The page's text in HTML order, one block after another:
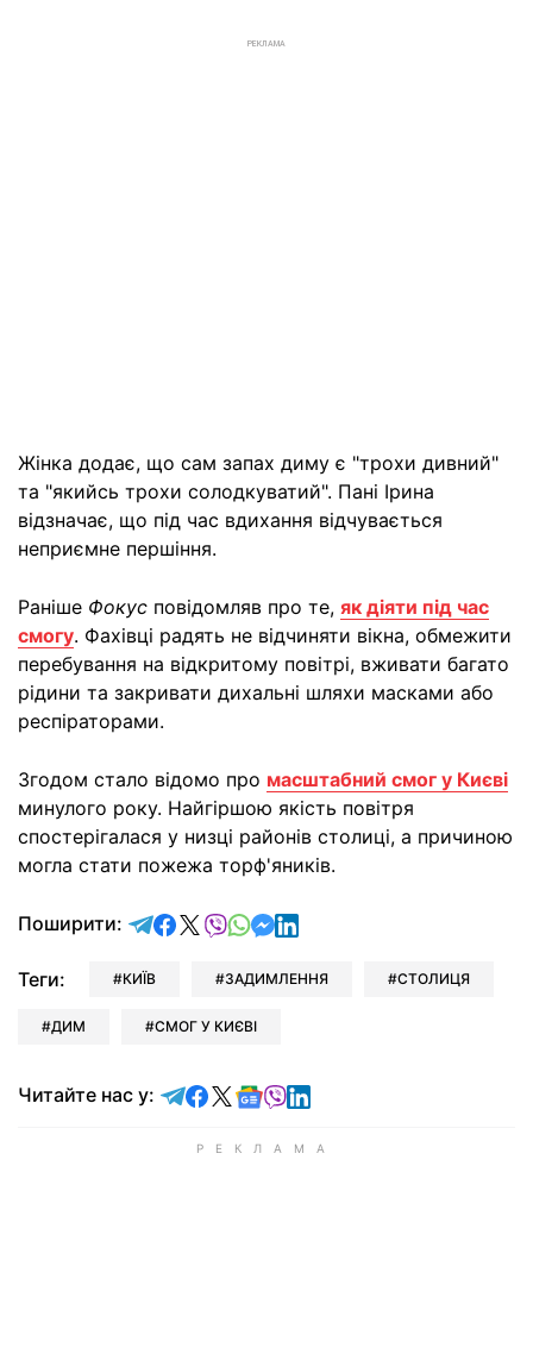
РЕКЛАМА
Жінка додає, що сам запах диму є "трохи дивний"
та "якийсь трохи солодкуватий". Пані Ірина
відзначає, що під час вдихання відчувається
неприємне першіння.
Раніше Фокус повідомляв про те, як діяти під час
смогу. Фахівці радять не відчиняти вікна, обмежити
перебування на відкритому повітрі, вживати багато
рідини та закривати дихальні шляхи масками або
респіраторами.
Згодом стало відомо про масштабний смог у Києві
минулого року. Найгіршою якість повітря
спостерігалася у низці районів столиці, а причиною
могла стати пожежа торф'яників.
Поширити: відправити у Telegram
поділитись у Facebook
поділитись у X
відправити у Viber
відправити у Whatsapp
відправити у Messenger
відправити у LinkedIn
Теги: КИЇВ ЗАДИМЛЕННЯ СТОЛИЦЯ
ДИМ СМОГ У КИЄВІ
Читайте нас у: Читайте у Telegram
Читайте у Facebook
Читайте у X
Читайте у Google news
Читайте у Viber
Читайте у LinkedIn